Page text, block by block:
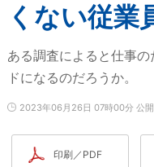
くない従
ある調査によると仕事
ドになるのだろうか。
2023年06月26日 07時00分 公開
印刷／PDF